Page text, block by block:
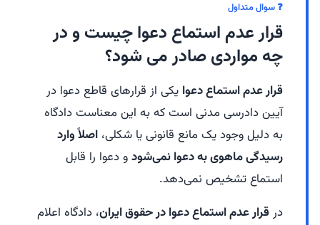
❓ سوال متداول
قرار عدم استماع دعوا چیست و در
چه مواردی صادر می شود؟
قرار عدم استماع دعوا یکی از قرارهای قاطع دعوا در
آیین دادرسی مدنی است که به این معناست دادگاه
به دلیل وجود یک مانع قانونی یا شکلی، اصلاً وارد
رسیدگی ماهوی به دعوا نمی‌شودو دعوا را قابل
استماع تشخیص نمی‌دهد.
در قرار عدم استماع دعوا در حقوق ایران، دادگاه اعلام